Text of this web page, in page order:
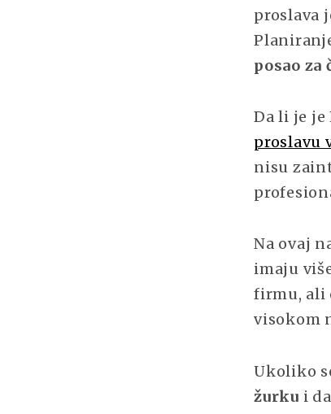
proslava
posao
Da li je je
proslavu
nisu
Na ovaj
imaju
firmu, ali
visokom
Ukoliko
žurku i